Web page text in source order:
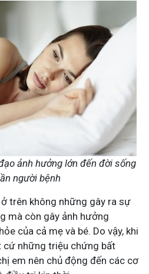
ảnh hưởng lớn đến đời sống
người bệnh
trên không những gây ra sự
mà còn gây ảnh hưởng
của cả mẹ và bé. Do vậy, khi
cứ những triệu chứng bất
em nên chủ động đến các cơ